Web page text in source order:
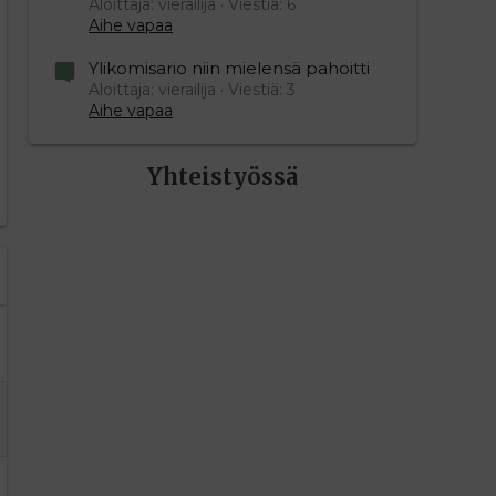
editoriin…
Aloittaja: vierailija
Viestiä: 6
Aihe vapaa
Ylikomisario niin mielensä pahoitti
Aloittaja: vierailija
Viestiä: 3
Aihe vapaa
Yhteistyössä